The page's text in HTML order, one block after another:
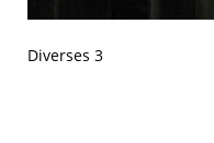
Diverses 3